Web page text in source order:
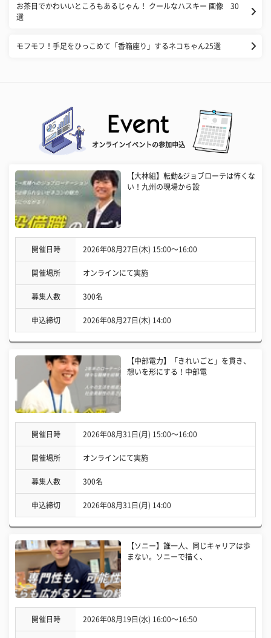
お茶目でかわいいところもあるじゃん！ クールなハスキー 画像 30
選
モフモフ！手足をひっこめて「香箱座り」するネコちゃん25選
オンラインイベントの参加申込
【大林組】転勤&ジョブローテは怖くな
い！九州の現場から設
開催日時 2026年08月27日(木) 15:00〜16:00
開催場所 オンラインにて実施
募集人数 300名
申込締切 2026年08月27日(木) 14:00
【中部電力】「きれいごと」を貫き、
想いを形にする！中部電
開催日時 2026年08月31日(月) 15:00〜16:00
開催場所 オンラインにて実施
募集人数 300名
申込締切 2026年08月31日(月) 14:00
【ソニー】誰一人、同じキャリアは歩
まない。ソニーで描く、
開催日時 2026年08月19日(水) 16:00〜16:50